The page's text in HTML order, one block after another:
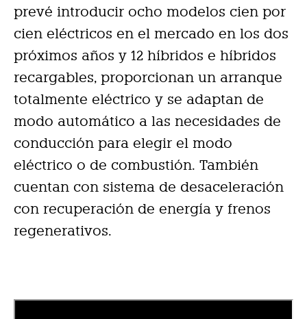
prevé introducir ocho modelos cien por
cien eléctricos en el mercado en los dos
próximos años y 12 híbridos e híbridos
recargables, proporcionan un arranque
totalmente eléctrico y se adaptan de
modo automático a las necesidades de
conducción para elegir el modo
eléctrico o de combustión. También
cuentan con sistema de desaceleración
con recuperación de energía y frenos
regenerativos.